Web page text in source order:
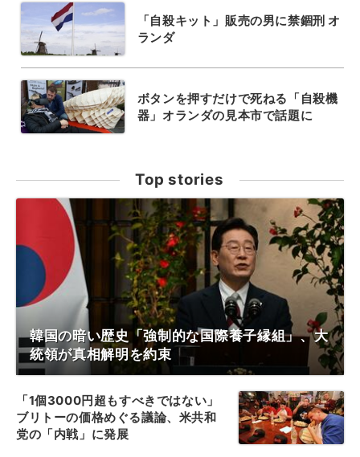
「自殺キット」販売の男に禁錮刑 オ
ランダ
ボタンを押すだけで死ねる「自殺機
器」オランダの見本市で話題に
Top stories
韓国の暗い歴史「強制的な国際養子縁組」、大
統領が真相解明を約束
「1個3000円超もすべきではない」
ブリトーの価格めぐる議論、米共和
党の「内戦」に発展